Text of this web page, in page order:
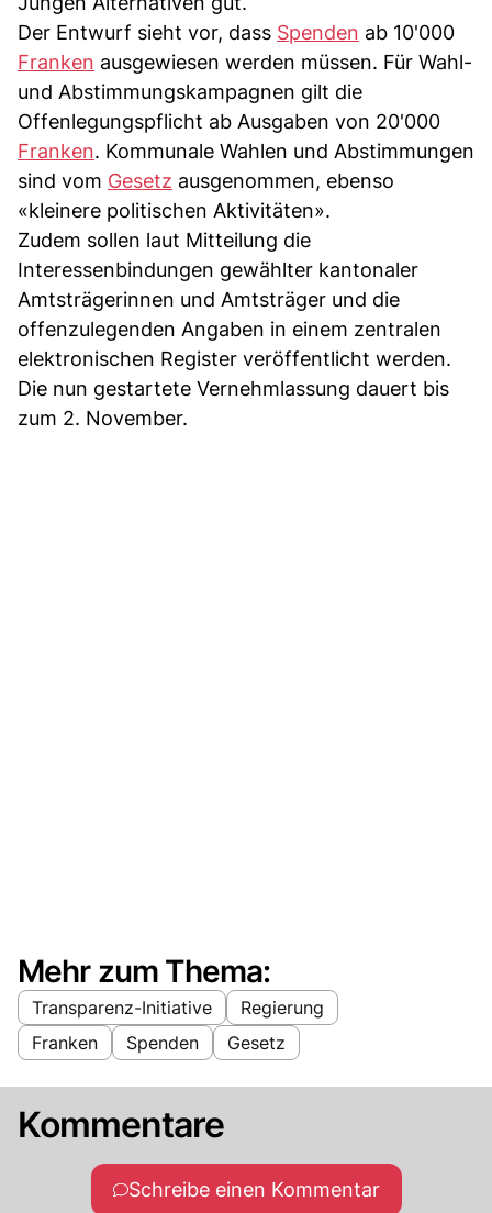
Der Entwurf sieht vor, dass Spenden ab 10'000
Franken ausgewiesen werden müssen. Für Wahl-
und Abstimmungskampagnen gilt die
Offenlegungspflicht ab Ausgaben von 20'000
Franken. Kommunale Wahlen und Abstimmungen
sind vom Gesetz ausgenommen, ebenso
«kleinere politischen Aktivitäten».
Zudem sollen laut Mitteilung die
Interessenbindungen gewählter kantonaler
Amtsträgerinnen und Amtsträger und die
offenzulegenden Angaben in einem zentralen
elektronischen Register veröffentlicht werden.
Die nun gestartete Vernehmlassung dauert bis
zum 2. November.
Mehr zum Thema:
Transparenz-Initiative
Regierung
Franken
Spenden Gesetz
Kommentare
Schreibe einen Kommentar